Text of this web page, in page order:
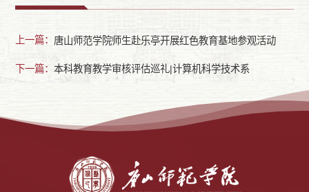
上一篇： 唐山师范学院师生赴乐亭开展红色教育基地参观活动
下一篇：本科教育教学审核评估巡礼|计算机科学技术系